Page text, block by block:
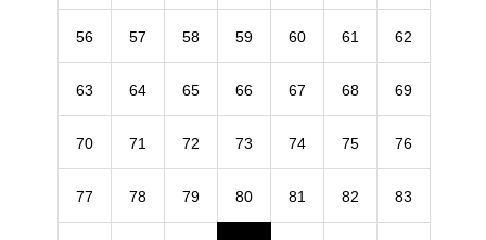
56 57 58 59 60 61 62
63 64 65 66 67 68 69
70 71 72 73 74 75 76
77 78 79 80 81 82 83